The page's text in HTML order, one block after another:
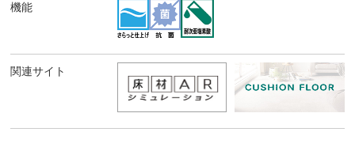
機能
関連サイト